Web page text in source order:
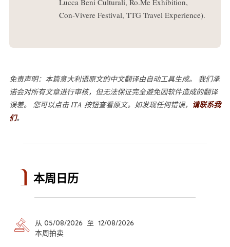
Con-Vivere Festival, TTG Travel Experience).
免责声明：本篇意大利语原文的中文翻译由自动工具生成。 我们承
诺会对所有文章进行审核，但无法保证完全避免因软件造成的翻译
误差。 您可以点击 ITA 按钮查看原文。如发现任何错误， 请联系我
们。
本周日历
从 05/08/2026 至 12/08/2026
本周拍卖